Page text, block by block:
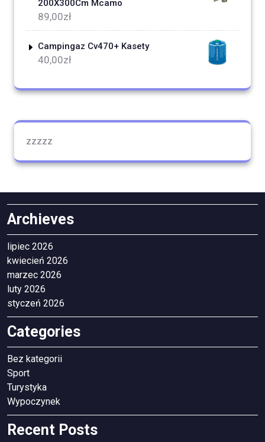
200X300Cm Mcamo
89,00zł
Campingaz Cv470+ Kasety
40,00zł
zzzzz
Archieves
lipiec 2026
kwiecień 2026
marzec 2026
luty 2026
styczeń 2026
Categories
Bez kategorii
Sport
Turystyka
Wypoczynek
Recent Posts